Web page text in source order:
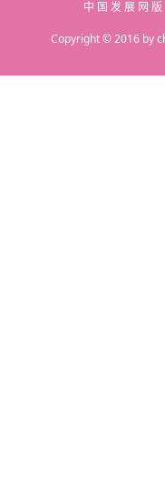
中 国 发 展 网
Copyright © 2016 by